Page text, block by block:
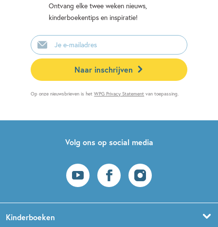
Ontvang elke twee weken nieuws,
kinderboekentips en inspiratie!
E-
mailadres
Naar inschrijven
Op onze nieuwsbrieven is hetWPG Privacy Statement van toepassing.
Volg ons op social media
Kinderboeken